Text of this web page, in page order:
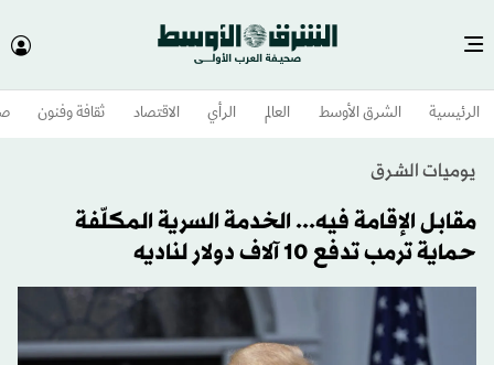
الرئيسية الشرق الأوسط​ العالم الرأي الاقتصاد ثقافة وفنون
يوميات الشرق
مقابل الإقامة فيه... الخدمة السرية المكلّفة
حماية ترمب تدفع 10 آلاف دولار لناديه